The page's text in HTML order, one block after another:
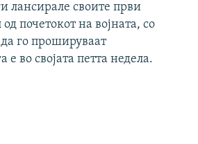
лансирале своите први
почетокот на војната, со
го прошируваат
е во својата петта недела.